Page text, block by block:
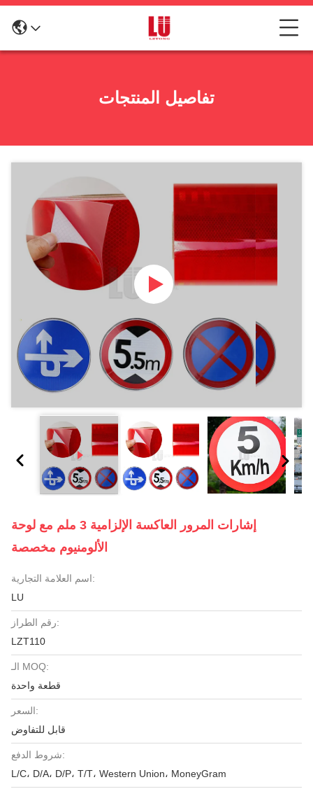
تفاصيل المنتجات
إشارات المرور العاكسة الإلزامية 3 ملم مع لوحة
الألومنيوم مخصصة
اسم العلامة التجارية:
LU
رقم الطراز:
LZT110
الـ MOQ:
قطعة واحدة
السعر:
قابل للتفاوض
شروط الدفع:
L/C، D/A، D/P، T/T، Western Union، MoneyGram